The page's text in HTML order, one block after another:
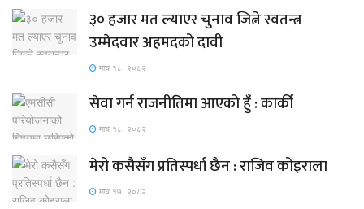
३० हजार मत ल्याएर चुनाव जित्ने स्वतन्त्र
उम्मेदवार अहमदको दावी
माघ १८, २०८२
सेवा गर्न राजनीतिमा आएको हुँ : कार्की
माघ १८, २०८२
मेरो कसैसँग प्रतिस्पर्धा छैन : राजिव कोइराला
माघ १७, २०८२